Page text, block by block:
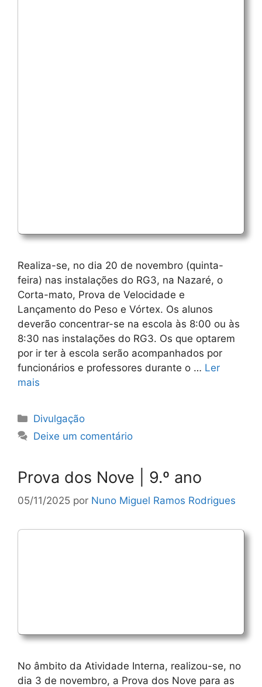
Realiza-se, no dia 20 de novembro (quinta-
feira) nas instalações do RG3, na Nazaré, o
Corta-mato, Prova de Velocidade e
Lançamento do Peso e Vórtex. Os alunos
deverão concentrar-se na escola às 8:00 ou às
8:30 nas instalações do RG3. Os que optarem
por ir ter à escola serão acompanhados por
funcionários e professores durante o … Ler
mais
Categorias
Divulgação
Deixe um comentário
Prova dos Nove | 9.º ano
05/11/2025 por Nuno Miguel Ramos Rodrigues
​No âmbito da Atividade Interna, realizou-se, no
dia 3 de novembro, a Prova dos Nove para as